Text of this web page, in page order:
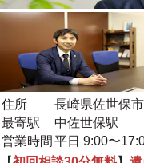
住所
長崎県佐世保
最寄駅
中佐世保駅
営業時間 平日 9:00〜